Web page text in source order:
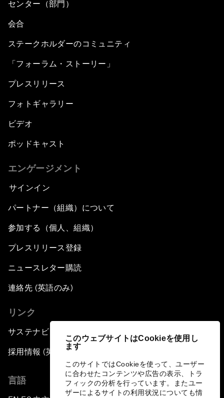
このウェブサイトはCookieを使用し
ます
このサイトではCookieを使って、ユーザー
に合わせたコンテンツや広告の表示、トラ
フィックの分析を行っています。またユー
ザーによるサイトの利用状況についても情
センター（部門）
会合
ステークホルダーのコミュニティ
「フォーラム・ストーリー」
プレスリリース
フォトギャラリー
ビデオ
ポッドキャスト
エンゲージメント
サインイン
パートナー（組織）について
参加する（個人、組織）
プレスリリース登録
ニュースレター購読
連絡先 (英語のみ)
リンク
サステナビリティへの取り組み
採用情報 (英語のみ)
言語